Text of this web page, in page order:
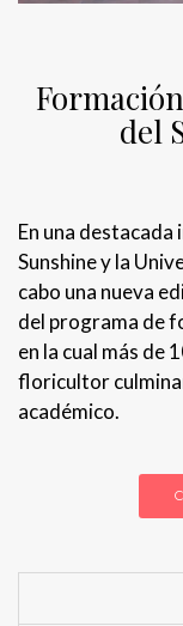
del
En una
Sunshine y la
cabo una nueva
del programa de
en la cual más de
floricultor
académico.